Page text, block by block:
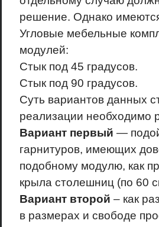
решение. Однако
Угловые мебельные
модулей:
Стык под 45 градусов.
Стык под 90 градусов.
Суть вариантов данных
реализации необходимо
Вариант первый —
гарнитуров, имеющих
подобному модулю, как
крыла столешниц (по 60
Вариант второй – как
в размерах и свободе